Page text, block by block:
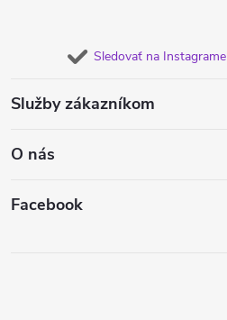
Sledovať na Instagrame
Služby zákazníkom
O nás
Facebook